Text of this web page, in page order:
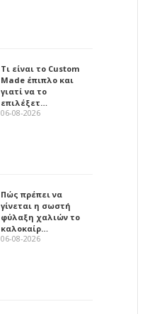
Τι είναι το Custom
Made έπιπλο και
γιατί να το
επιλέξετ…
06-08-2026
Πώς πρέπει να
γίνεται η σωστή
φύλαξη χαλιών το
καλοκαίρ…
06-08-2026